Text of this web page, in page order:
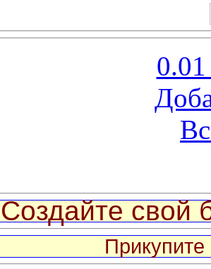
Создайте свой